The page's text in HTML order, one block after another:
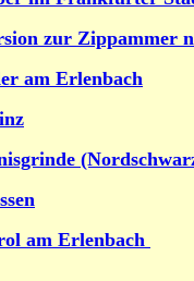
zur Zippammer
am Erlenbach
am Erlenbach